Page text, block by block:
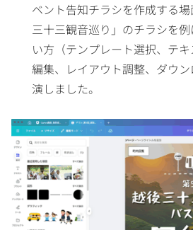
ベント告知チラシを作成する
三十三観音巡り」のチラシを
い方（テンプレート選択、テ
編集、レイアウト調整、ダウ
演しました。